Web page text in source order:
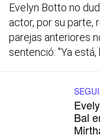
Evelyn Botto no
actor, por su parte,
parejas anteriores
sentenció: "Ya está,
Bal